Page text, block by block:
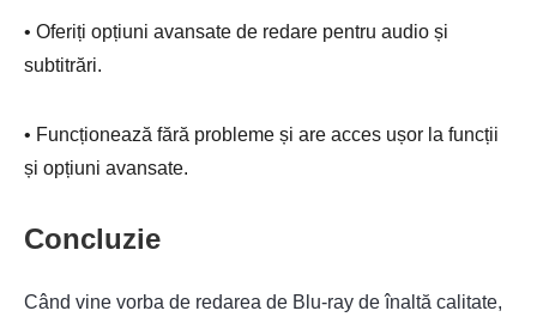
• Oferiți opțiuni avansate de redare pentru audio și
subtitrări.
• Funcționează fără probleme și are acces ușor la funcții
și opțiuni avansate.
Concluzie
Când vine vorba de redarea de Blu-ray de înaltă calitate,